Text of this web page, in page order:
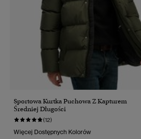
Sportowa Kurtka Puchowa Z Kapturem
Średniej Długości
(12)
Więcej Dostępnych Kolorów